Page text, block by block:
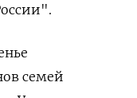
семей